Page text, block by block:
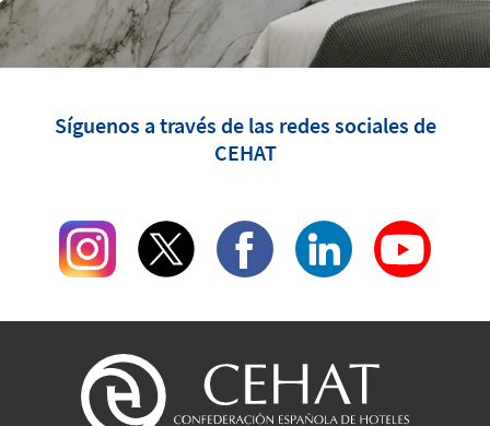
Síguenos a través de las redes sociales de
CEHAT